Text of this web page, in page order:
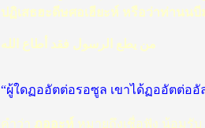
ปฏิเสธฮะดีษศอเฮียะห์ หรือว่าท่านน
من يطع الرسول فقد أطاع الله
“ผู้ใดฏออัตต่อรอซูล เขาได้ฏออัตต่ออั
คำว่า ฏออะห์ หมายถึงเชื่อฟัง น้อมรั